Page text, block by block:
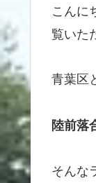
こんに
覧いた
青葉区
陸前落
そんな